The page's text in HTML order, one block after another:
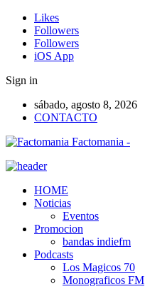
Likes
Followers
Followers
iOS App
Sign in
sábado, agosto 8, 2026
CONTACTO
Factomania -
HOME
Noticias
Eventos
Promocion
bandas indiefm
Podcasts
Los Magicos 70
Monograficos FM